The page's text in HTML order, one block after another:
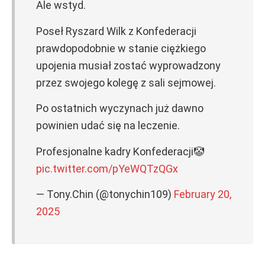
Ale wstyd.
Poseł Ryszard Wilk z Konfederacji
prawdopodobnie w stanie ciężkiego
upojenia musiał zostać wyprowadzony
przez swojego kolegę z sali sejmowej.
Po ostatnich wyczynach już dawno
powinien udać się na leczenie.
Profesjonalne kadry Konfederacji🤡
pic.twitter.com/pYeWQTzQGx
— Tony.Chin (@tonychin109) February 20,
2025